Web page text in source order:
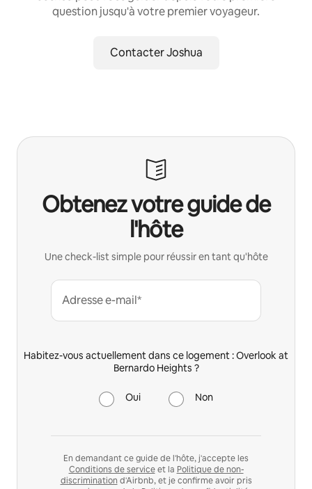
question jusqu'à votre premier voyageur.
Contacter Joshua
Obtenez votre guide de
l'hôte
Une check-list simple pour réussir en tant qu'hôte
Adresse e-mail*
Habitez-vous actuellement dans ce logement : Overlook at
Bernardo Heights ?
Oui Non
En demandant ce guide de l'hôte, j'accepte les
Conditions de serviceet la Politique de non-
discrimination d'Airbnb, et je confirme avoir pris